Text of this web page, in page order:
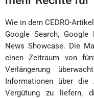
Wie in dem CEDRO-
Google Search,
News Showcase. Die
einen Zeitraum von
Verlängerung
Informationen über
Vergütung zu liefern,